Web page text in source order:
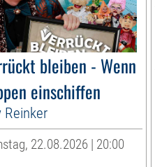
bleiben - Wenn
einschiffen
Reinker
22.08.2026 | 20:00